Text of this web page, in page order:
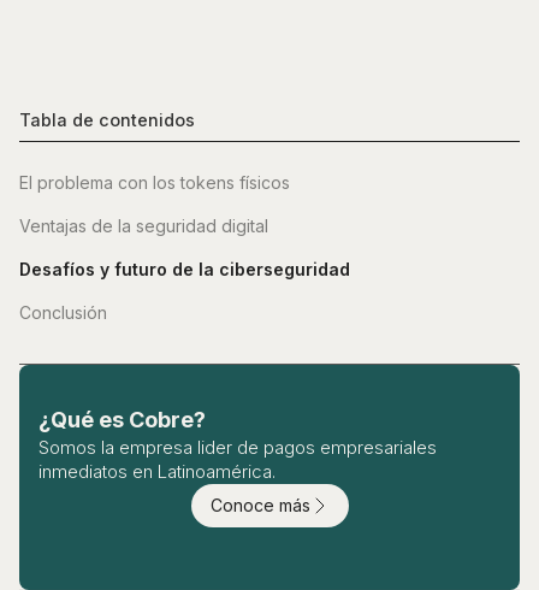
Tabla de contenidos
El problema con los tokens físicos
Ventajas de la seguridad digital
Desafíos y futuro de la ciberseguridad
Conclusión
¿Qué es Cobre?
Somos la empresa lider de pagos empresariales
inmediatos en Latinoamérica.
Conoce más